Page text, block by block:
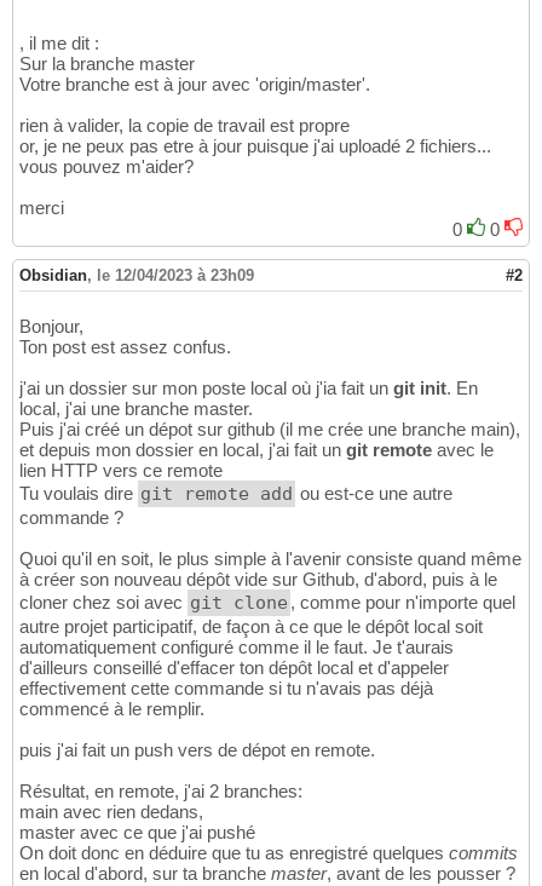
, il me dit :
Sur la branche master
Votre branche est à jour avec 'origin/master'.
rien à valider, la copie de travail est propre
or, je ne peux pas etre à jour puisque j'ai uploadé 2 fichiers...
vous pouvez m'aider?
merci
0
0
Obsidian, le 12/04/2023 à 23h09 #2
Bonjour,
Ton post est assez confus.
j'ai un dossier sur mon poste local où j'ia fait un git init. En
local, j'ai une branche master.
Puis j'ai créé un dépot sur github (il me crée une branche main),
et depuis mon dossier en local, j'ai fait un git remote avec le
lien HTTP vers ce remote
Tu voulais dire git remote add ou est-ce une autre
commande ?
Quoi qu'il en soit, le plus simple à l'avenir consiste quand même
à créer son nouveau dépôt vide sur Github, d'abord, puis à le
cloner chez soi avec git clone , comme pour n'importe quel
autre projet participatif, de façon à ce que le dépôt local soit
automatiquement configuré comme il le faut. Je t'aurais
d'ailleurs conseillé d'effacer ton dépôt local et d'appeler
effectivement cette commande si tu n'avais pas déjà
commencé à le remplir.
puis j'ai fait un push vers de dépot en remote.
Résultat, en remote, j'ai 2 branches:
main avec rien dedans,
master avec ce que j'ai pushé
On doit donc en déduire que tu as enregistré quelques commits
en local d'abord, sur ta branche master, avant de les pousser ?